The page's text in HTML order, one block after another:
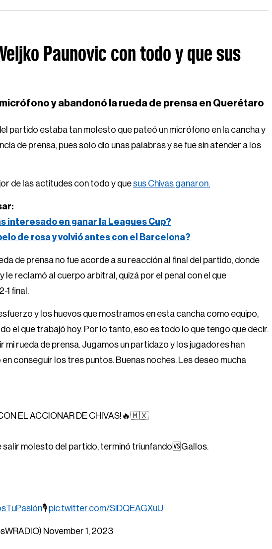
Paunovic con todo y que sus
y abandonó la rueda de prensa en Querétaro
partido estaba tan molesto que pateó un micrófono en la cancha y
de prensa, pues solo dio unas palabras y se fue sin atender a los
de las actitudes con todo y quesus Chivas ganaron.
interesado en ganar la Leagues Cup?
de rosa y volvió antes con el Barcelona?
de prensa no fue acorde a su reacción al final del partido, donde
le reclamó al cuerpo arbitral, quizá por el penal con el que
1 final.
y los huevos que mostramos en esta cancha como equipo,
el que trabajó hoy. Por lo tanto, eso es todo lo que tengo que decir.
mi rueda de prensa. Jugamos un partidazo y los jugadores han
conseguir los tres puntos. Buenas noches. Les deseo mucha
EL ACCIONAR DE CHIVAS!🔥🇲🇽
salir molesto del partido, terminó triunfando🆚Gallos.
🎙️ pic.twitter.com/SiDQEAGXuU
November 1, 2023